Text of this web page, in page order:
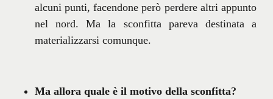
alcuni punti, facendone però perdere altri appunto
nel nord. Ma la sconfitta pareva destinata a
materializzarsi comunque.
Ma allora quale è il motivo della sconfitta?